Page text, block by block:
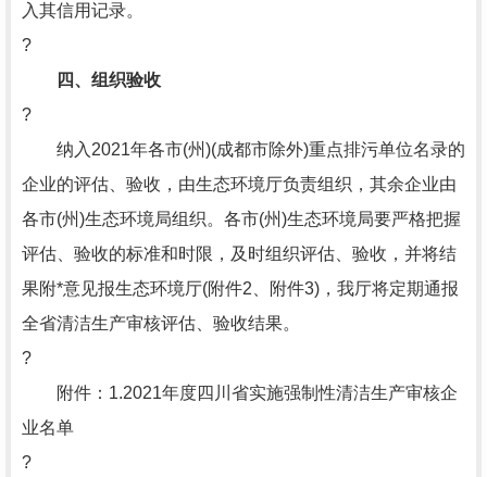
入其信用记录。
?
四、组织验收
?
纳入2021年各市(州)(成都市除外)重点排污单位名录的
企业的评估、验收，由生态环境厅负责组织，其余企业由
各市(州)生态环境局组织。各市(州)生态环境局要严格把握
评估、验收的标准和时限，及时组织评估、验收，并将结
果附*意见报生态环境厅(附件2、附件3)，我厅将定期通报
全省清洁生产审核评估、验收结果。
?
附件：1.2021年度四川省实施强制性清洁生产审核企
业名单
?